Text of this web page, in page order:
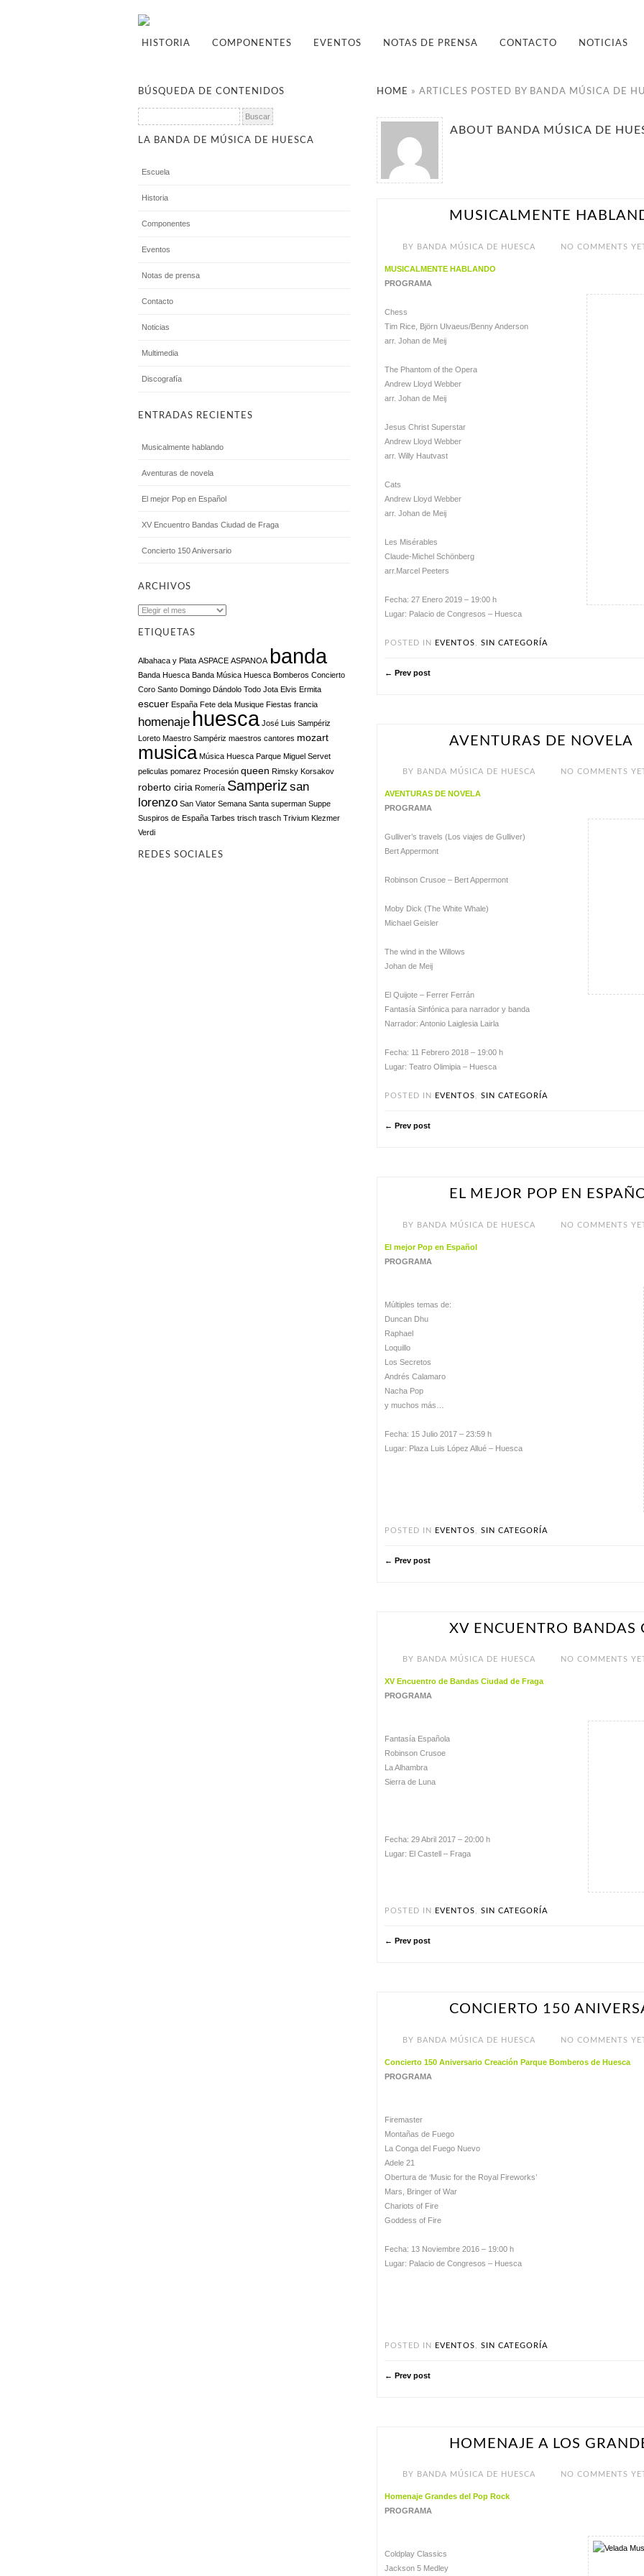
HISTORIA COMPONENTES EVENTOS NOTAS DE PRENSA CONTACTO NOTICIAS
HOME »ARTICLES POSTED BY BANDA MÚSICA DE
ABOUT BANDA MÚSICA DE
MUSICALMENTE
BY BANDA MÚSICA DE HUESCA NO COMMENTS
MUSICALMENTE HABLANDO
PROGRAMA
Chess
Tim Rice, Björn Ulvaeus/Benny Anderson
arr. Johan de Meij
The Phantom of the Opera
Andrew Lloyd Webber
arr. Johan de Meij
Jesus Christ Superstar
Andrew Lloyd Webber
arr. Willy Hautvast
Cats
Andrew Lloyd Webber
arr. Johan de Meij
Les Misérables
Claude-Michel Schönberg
arr.Marcel Peeters
Fecha: 27 Enero 2019 – 19:00 h
Lugar: Palacio de Congresos – Huesca
POSTED IN EVENTOS ,SIN CATEGORÍA
← Prev post
AVENTURAS DE NOVELA
BY BANDA MÚSICA DE HUESCA NO COMMENTS
AVENTURAS DE NOVELA
PROGRAMA
Gulliver’s travels (Los viajes de Gulliver)
Bert Appermont
Robinson Crusoe – Bert Appermont
Moby Dick (The White Whale)
Michael Geisler
The wind in the Willows
Johan de Meij
El Quijote – Ferrer Ferrán
Fantasía Sinfónica para narrador y banda
Narrador: Antonio Laiglesia Lairla
Fecha: 11 Febrero 2018 – 19:00 h
Lugar: Teatro Olimipia – Huesca
POSTED IN EVENTOS ,SIN CATEGORÍA
← Prev post
EL MEJOR POP EN
BY BANDA MÚSICA DE HUESCA NO COMMENTS
El mejor Pop en Español
PROGRAMA
Múltiples temas de:
Duncan Dhu
Raphael
Loquillo
Los Secretos
Andrés Calamaro
Nacha Pop
y muchos más…
Fecha: 15 Julio 2017 – 23:59 h
Lugar: Plaza Luis López Allué – Huesca
POSTED IN EVENTOS ,SIN CATEGORÍA
← Prev post
XV ENCUENTRO BANDAS
BY BANDA MÚSICA DE HUESCA NO COMMENTS
XV Encuentro de Bandas Ciudad de Fraga
PROGRAMA
Fantasía Española
Robinson Crusoe
La Alhambra
Sierra de Luna
Fecha: 29 Abril 2017 – 20:00 h
Lugar: El Castell – Fraga
POSTED IN EVENTOS ,SIN CATEGORÍA
← Prev post
CONCIERTO 150
BY BANDA MÚSICA DE HUESCA NO COMMENTS
Concierto 150 Aniversario Creación Parque Bomberos de Huesca
PROGRAMA
Firemaster
Montañas de Fuego
La Conga del Fuego Nuevo
Adele 21
Obertura de ‘Music for the Royal Fireworks’
Mars, Bringer of War
Chariots of Fire
Goddess of Fire
Fecha: 13 Noviembre 2016 – 19:00 h
Lugar: Palacio de Congresos – Huesca
POSTED IN EVENTOS ,SIN CATEGORÍA
← Prev post
HOMENAJE A LOS
BY BANDA MÚSICA DE HUESCA NO COMMENTS
Homenaje Grandes del Pop Rock
PROGRAMA
Coldplay Classics
Jackson 5 Medley
BÚSQUEDA DE CONTENIDOS
Buscar:
LA BANDA DE MÚSICA DE HUESCA
Escuela
Historia
Componentes
Eventos
Notas de prensa
Contacto
Noticias
Multimedia
Discografía
ENTRADAS RECIENTES
Musicalmente hablando
Aventuras de novela
El mejor Pop en Español
XV Encuentro Bandas Ciudad de Fraga
Concierto 150 Aniversario
ARCHIVOS
Archivos
ETIQUETAS
Albahaca y Plata ASPACE ASPANOA banda
Banda Huesca Banda Música Huesca Bomberos Concierto
Coro Santo Domingo Dándolo Todo Jota Elvis Ermita
escuer España Fete dela Musique Fiestas francia
homenaje huesca José Luis Sampériz
Loreto Maestro Sampériz maestros cantores mozart
musica Música Huesca Parque Miguel Servet
peliculas pomarez Procesión queen Rimsky Korsakov
roberto ciria Romería Samperiz san
lorenzo San Viator Semana Santa superman Suppe
Suspiros de España Tarbes trisch trasch Trivium Klezmer
Verdi
REDES SOCIALES